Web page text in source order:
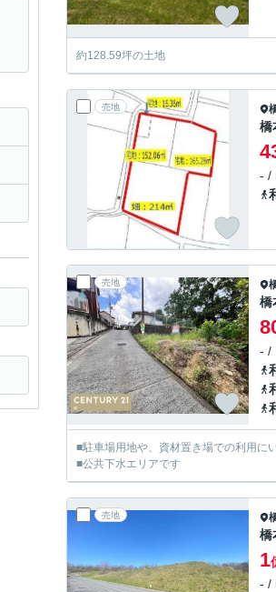
約128.59坪の土地
売地
- /
売地
橋
- /
■駐車場用地や、資材置き場での利用に
■公共下水エリアです
売地
橋
1
- /